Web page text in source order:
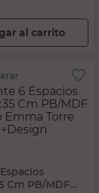
al carrito
Cm PB/MDF